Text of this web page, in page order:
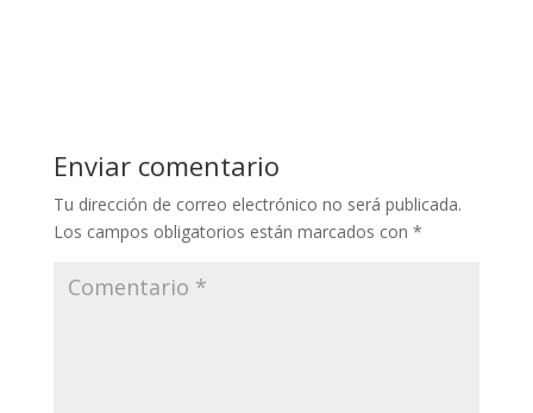
Enviar comentario
Tu dirección de correo electrónico no será publicada.
Los campos obligatorios están marcados con *